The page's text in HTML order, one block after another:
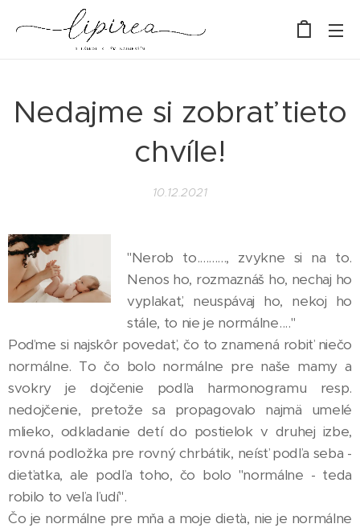
Nedajme si zobrať tieto
chvíle!
10.12.2021
"Nerob to.........., zvykne si na to.
Nenos ho, rozmaznáš ho, nechaj ho
vyplakať, neuspávaj ho, nekoj ho
stále, to nie je normálne...."
Poďme si najskôr povedať, čo to znamená robiť niečo
normálne. To čo bolo normálne pre naše mamy a
svokry je dojčenie podľa harmonogramu resp.
nedojčenie, pretože sa propagovalo najmä umelé
mlieko, odkladanie detí do postielok v druhej izbe,
rovná podložka pre rovný chrbátik, neísť podľa seba -
dieťatka, ale podľa toho, čo bolo "normálne - teda
robilo to veľa ľudí".
Čo je normálne pre mňa a moje dieťa, nie je normálne